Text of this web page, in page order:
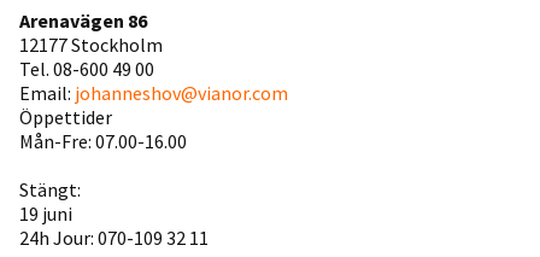
Arenavägen 86
12177 Stockholm
Tel. 08-600 49 00
Email: johanneshov@vianor.com
Öppettider
Mån-Fre: 07.00-16.00
Stängt:
19 juni
24h Jour: 070-109 32 11